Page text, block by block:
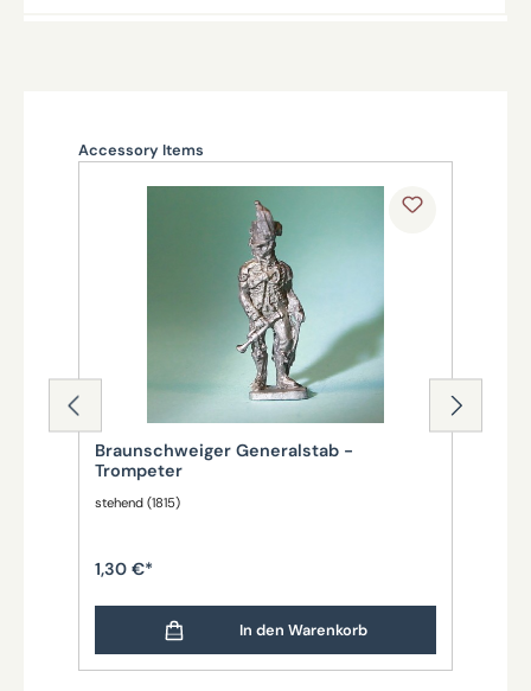
Produktgalerie überspringen
Accessory Items
Braunschweiger Generalstab -
Trompeter
stehend (1815)
1,30 €*
In den Warenkorb